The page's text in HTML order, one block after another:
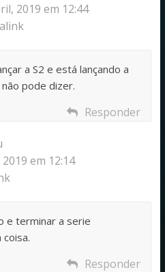
2019 em 12:44
a S2 e está lançando a
não pode dizer.
Responder
em 12:14
e terminar a serie
Responder